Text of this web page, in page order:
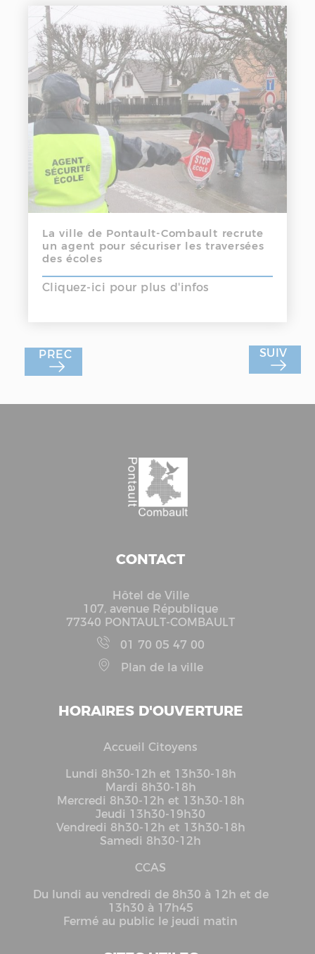
La ville de Pontault-Combault recrute
un agent pour sécuriser les traversées
des écoles
Cliquez-ici pour plus d'infos
CONTACT
Hôtel de Ville
107, avenue République
77340 PONTAULT-COMBAULT
01 70 05 47 00
Plan de la ville
HORAIRES D'OUVERTURE
Accueil Citoyens
Lundi 8h30-12h et 13h30-18h
Mardi 8h30-18h
Mercredi 8h30-12h et 13h30-18h
Jeudi 13h30-19h30
Vendredi 8h30-12h et 13h30-18h
Samedi 8h30-12h
CCAS
Du lundi au vendredi de 8h30 à 12h et de
13h30 à 17h45
Fermé au public le jeudi matin